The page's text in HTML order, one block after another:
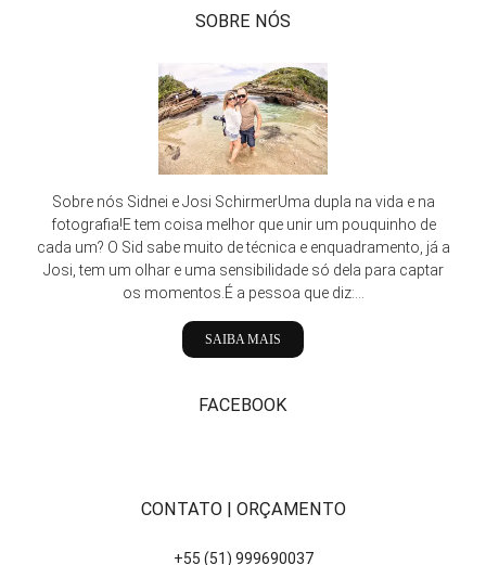
SOBRE NÓS
Sobre nós Sidnei e Josi SchirmerUma dupla na vida e na
fotografia!E tem coisa melhor que unir um pouquinho de
cada um? O Sid sabe muito de técnica e enquadramento, já a
Josi, tem um olhar e uma sensibilidade só dela para captar
os momentos.É a pessoa que diz:...
SAIBA MAIS
FACEBOOK
CONTATO | ORÇAMENTO
+55 (51) 999690037